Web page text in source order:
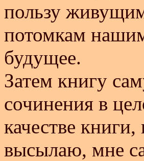
пользу
потомкам
будущее.
Затем книгу
сочинения в
качестве
высылаю, мне